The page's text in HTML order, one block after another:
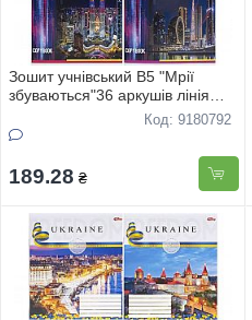
Зошит учнівський В5 "Мрії
збуваються"36 аркушів лінія
офс "Нiчнi мiста" 3634 16шт
Код: 9180792
189.28 ₴